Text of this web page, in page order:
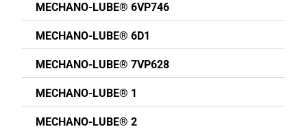
MECHANO-LUBE® 6VP746
MECHANO-LUBE® 6D1
MECHANO-LUBE® 7VP628
MECHANO-LUBE® 1
MECHANO-LUBE® 2